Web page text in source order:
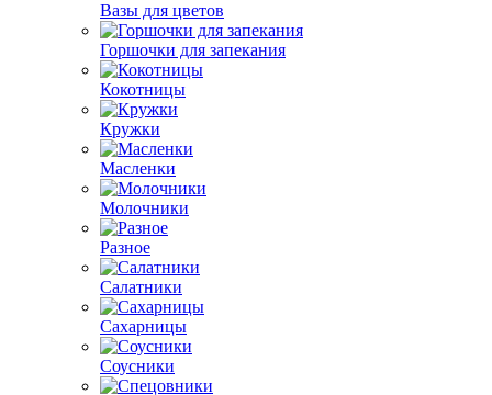
Вазы для цветов
Горшочки для запекания
Кокотницы
Кружки
Масленки
Молочники
Разное
Салатники
Сахарницы
Соусники